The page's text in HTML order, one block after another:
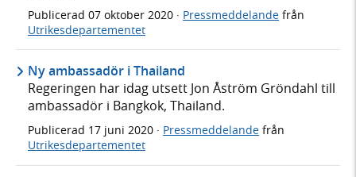
Publicerad 07 oktober 2020 · Pressmeddelande från
Utrikesdepartementet
Ny ambassadör i Thailand
Regeringen har idag utsett Jon Åström Gröndahl till
ambassadör i Bangkok, Thailand.
Publicerad 17 juni 2020 · Pressmeddelande från
Utrikesdepartementet